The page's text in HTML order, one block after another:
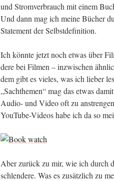
und Strom­ver­brauch mit einem
Und dann mag ich mei­ne Bücher
State­ment der Selbstdefinition.
Ich könn­te jetzt noch etwas über
de­re bei Fil­men – inzwi­schen
dem gibt es vie­les, was ich lie­ber
„Sach­the­men“ mag das etwas
Audio- und Video oft zu
You­Tube-Vide­os habe ich da so
Aber zurück zu mir, wie ich durch
schlen­de­re. Was es zusätz­lich zu